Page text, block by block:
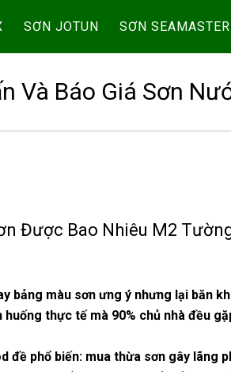
SƠN JOTUN SƠN SEAMASTER
Và Báo Giá Sơn
Được Bao Nhiêu M2
bảng màu sơn ưng ý nhưng lại băn
thực tế mà 90% chủ nhà đều
đề phổ biến: mua thừa sơn gây lãng